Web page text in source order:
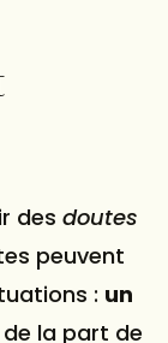
des doutes
peuvent
: un
de la part de